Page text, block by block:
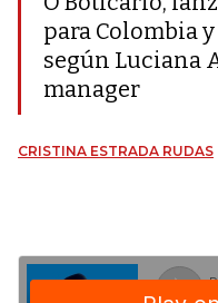
para Colombia
según Luciana
manager
CRISTINA ESTRADA RUDAS